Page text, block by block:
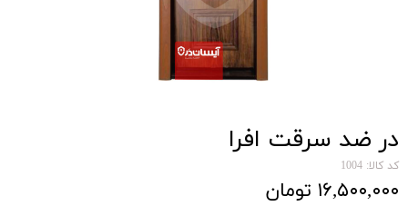
در ضد سرقت افرا
کد کالا: 1004
۱۶,۵۰۰,۰۰۰ تومان